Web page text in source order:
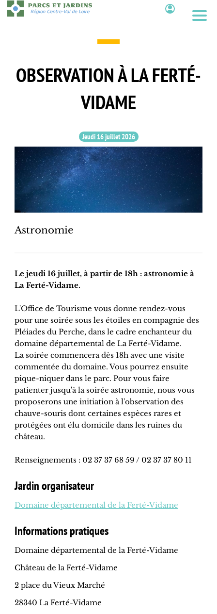
Aller
au
OBSERVATION À LA FERTÉ-
VIDAME
Jeudi 16 juillet 2026
Astronomie
Le jeudi 16 juillet, à partir de 18h : astronomie à
La Ferté-Vidame.
L'Office de Tourisme vous donne rendez-vous
pour une soirée sous les étoiles en compagnie des
Pléiades du Perche, dans le cadre enchanteur du
domaine départemental de La Ferté-Vidame.
La soirée commencera dès 18h avec une visite
commentée du domaine. Vous pourrez ensuite
pique-niquer dans le parc. Pour vous faire
patienter jusqu'à la soirée astronomie, nous vous
proposerons une initiation à l'observation des
chauve-souris dont certaines espèces rares et
protégées ont élu domicile dans les ruines du
château.
Renseignements : 02 37 37 68 59 / 02 37 37 80 11
Jardin organisateur
Domaine départemental de la Ferté-Vidame
Informations pratiques
Domaine départemental de la Ferté-Vidame
Château de la Ferté-Vidame
2 place du Vieux Marché
28340 La Ferté-Vidame